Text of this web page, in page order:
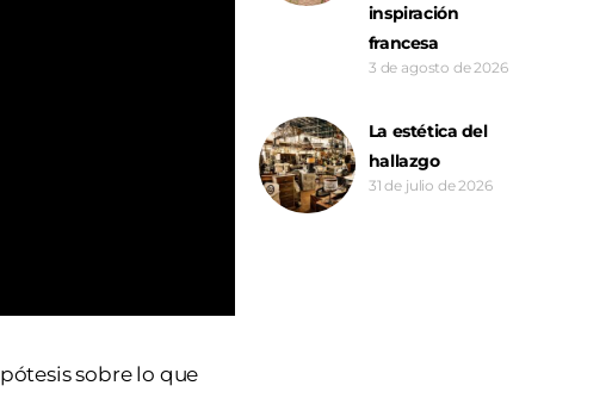
sobre lo que
inspiración
francesa
3 de agosto de 2026
La estética del
hallazgo
31 de julio de 2026